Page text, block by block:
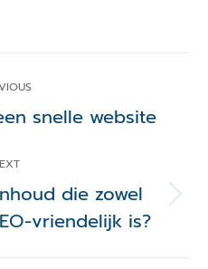
Previoussnelle website
Next
post:
die zowel
vriendelijk is?